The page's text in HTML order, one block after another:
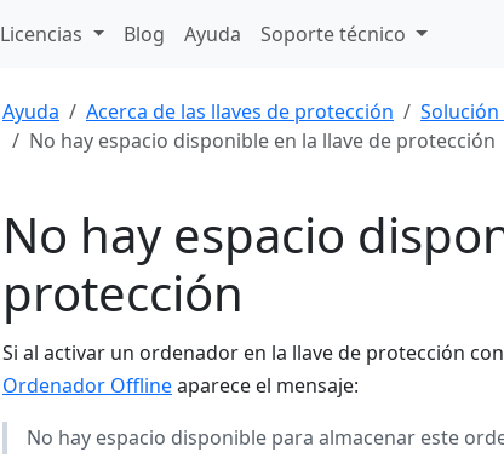
Licencias Blog Ayuda Soporte técnico
Ayuda Acerca de las llaves de protección
No hay espacio disponible en la llave de protección
No hay espacio
protección
Si al activar un ordenador en la llave de protección
Ordenador Offlineaparece el mensaje:
No hay espacio disponible para almacenar este